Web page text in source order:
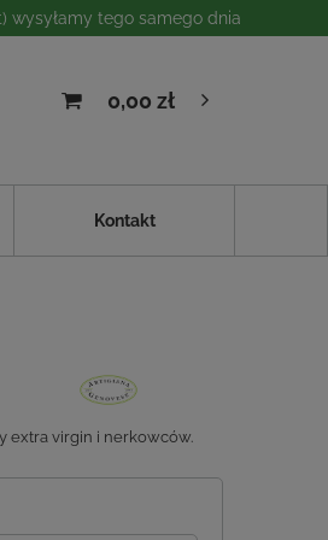
wysyłamy tego samego dnia
0,00 zł
Kontakt
extra virgin i nerkowców.